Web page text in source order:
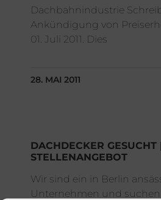
Dachbahnindustrie
Ankündigung von
01. Juli 2011. Dies
28. MAI 2011
DACHDECKER GESUCHT
STELLENANGEBOT
Wir sind ein in Berlin
Unternehmen und